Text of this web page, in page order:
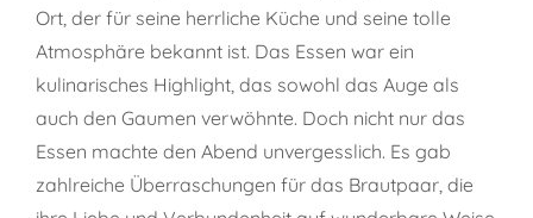
Ort, der für seine herrliche Küche und seine tolle
Atmosphäre bekannt ist. Das Essen war ein
kulinarisches Highlight, das sowohl das Auge als
auch den Gaumen verwöhnte. Doch nicht nur das
Essen machte den Abend unvergesslich. Es gab
zahlreiche Überraschungen für das Brautpaar, die